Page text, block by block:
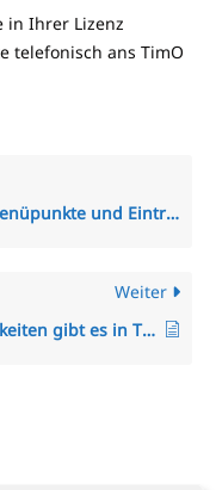
in Ihrer Lizenz
telefonisch ans TimO
und Einträge im Menü?
Weiter
Welche Import- und Exportmöglichkeiten gibt es in TimO?